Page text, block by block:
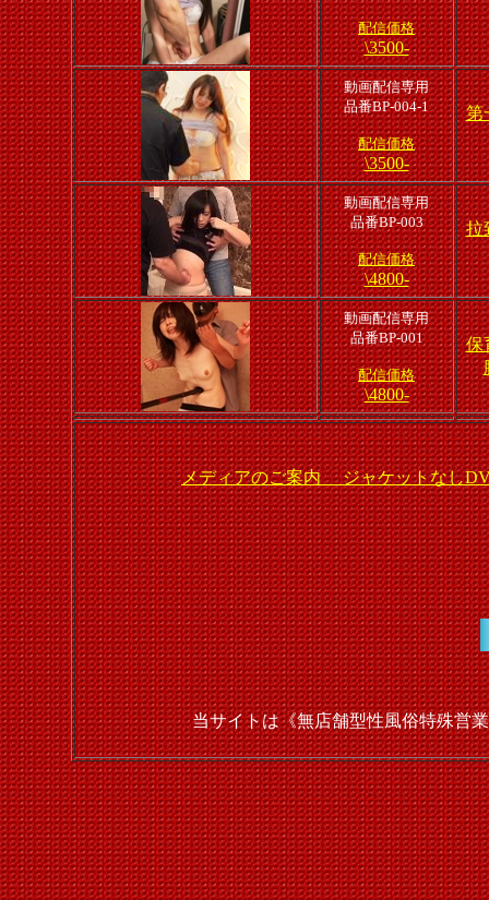
配信価格
\3500-
動画配信専用
品番BP-004-1
配信価格
\3500-
第
動画配信専用
品番BP-003
配信価格
\4800-
拉
動画配信専用
品番BP-001
配信価格
\4800-
保
メディアのご案内 ジャケットなし
当サイトは《無店舗型性風俗特殊営